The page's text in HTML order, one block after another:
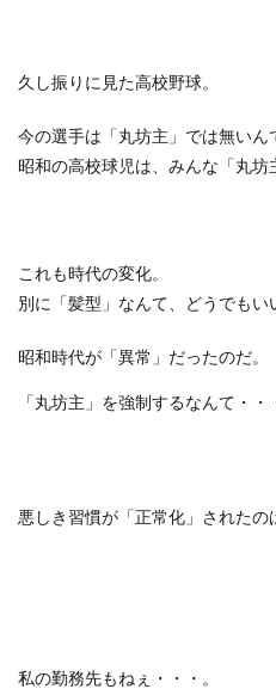
久し振りに見た高校野球。
今の選手は「丸坊主」では無いん
昭和の高校球児は、みんな「丸坊
これも時代の変化。
別に「髪型」なんて、どうでもい
昭和時代が「異常」だったのだ。
「丸坊主」を強制するなんて・・
悪しき習慣が「正常化」されたの
私の勤務先もねぇ・・・。